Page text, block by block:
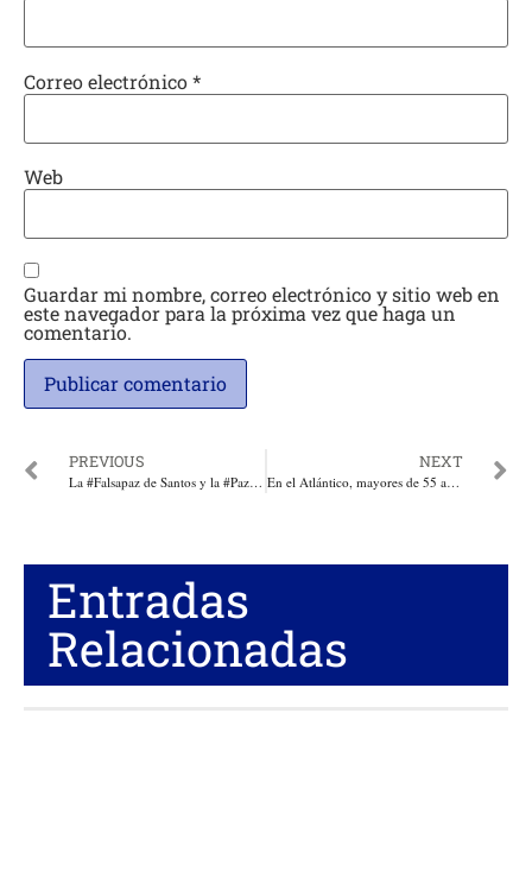
Correo electrónico*
Web
Guardar mi nombre, correo electrónico y sitio web en
este navegador para la próxima vez que haga un
comentario.
PREVIOUS
La #Falsapaz de Santos y la #PazDeVersalles de las Farc. Por: Luis Gabriel Carrillo Navas.
NEXT
En el Atlántico, mayores de 55 años, profesores y fuerza pública ya pueden vacunarse contra el Covid 19
Entradas
Relacionadas